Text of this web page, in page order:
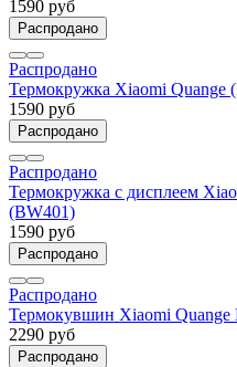
1590 руб
Распродано
Распродано
Термокружка Xiaomi Quange
1590 руб
Распродано
Распродано
Термокружка с дисплеем
(BW401)
1590 руб
Распродано
Распродано
Термокувшин Xiaomi
2290 руб
Распродано